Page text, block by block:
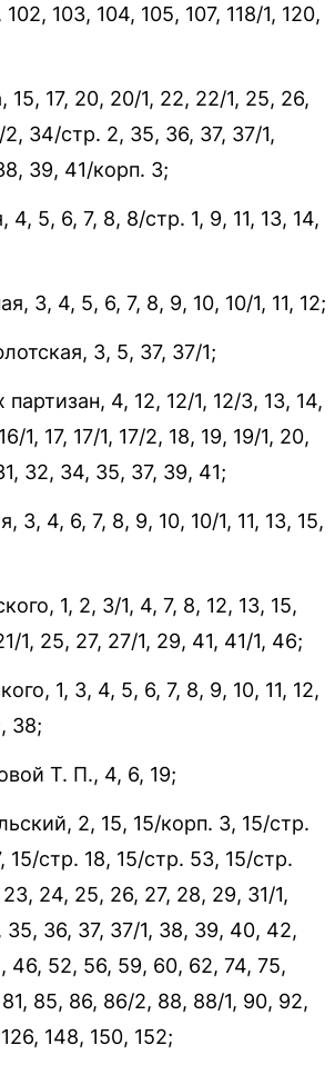
103, 104, 105, 107, 118/1, 120,
15, 17, 20, 20/1, 22, 22/1, 25, 26,
34/стр. 2, 35, 36, 37, 37/1,
39, 41/корп. 3;
4, 5, 6, 7, 8, 8/стр. 1, 9, 11, 13, 14,
3, 4, 5, 6, 7, 8, 9, 10, 10/1, 11, 12;
3, 5, 37, 37/1;
4, 12, 12/1, 12/3, 13, 14,
1, 17, 17/1, 17/2, 18, 19, 19/1, 20,
32, 34, 35, 37, 39, 41;
3, 4, 6, 7, 8, 9, 10, 10/1, 11, 13, 15,
1, 2, 3/1, 4, 7, 8, 12, 13, 15,
1, 25, 27, 27/1, 29, 41, 41/1, 46;
1, 3, 4, 5, 6, 7, 8, 9, 10, 11, 12,
38;
Т. П., 4, 6, 19;
2, 15, 15/корп. 3, 15/стр.
15/стр. 18, 15/стр. 53, 15/стр.
24, 25, 26, 27, 28, 29, 31/1,
35, 36, 37, 37/1, 38, 39, 40, 42,
46, 52, 56, 59, 60, 62, 74, 75,
85, 86, 86/2, 88, 88/1, 90, 92,
148, 150, 152;